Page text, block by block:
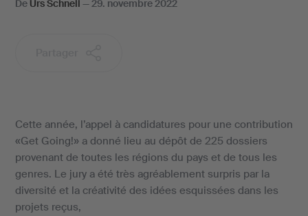
De Urs Schnell —29. novembre 2022
Cette année, l’appel à candidatures pour une contribution
«Get Going!» a donné lieu au dépôt de 225 dossiers
provenant de toutes les régions du pays et de tous les
genres. Le jury a été très agréablement surpris par la
diversité et la créativité des idées esquissées dans les
projets reçus,